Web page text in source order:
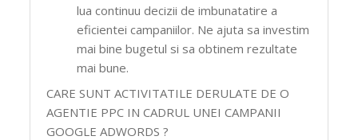
lua continuu decizii de imbunatatire a
eficientei campaniilor. Ne ajuta sa investim
mai bine bugetul si sa obtinem rezultate
mai bune.
CARE SUNT ACTIVITATILE DERULATE DE O
AGENTIE PPC IN CADRUL UNEI CAMPANII
GOOGLE ADWORDS ?